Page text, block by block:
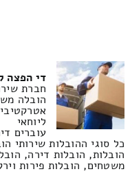
די הפצה
חברת
הובלה
ליוחאי
עוברים
כל סוגי ההובלות שירותי
הובלות, הובלות דירה,
משטחים, הובלות פירות